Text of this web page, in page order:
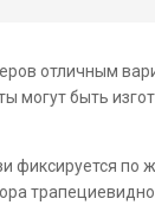
отличным
могут быть
фиксируется по